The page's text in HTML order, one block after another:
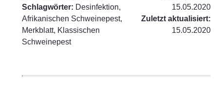
Schlagwörter: Desinfektion,
Afrikanischen Schweinepest,
Merkblatt, Klassischen
Schweinepest
15.05.2020
Zuletzt aktualisiert:
15.05.2020